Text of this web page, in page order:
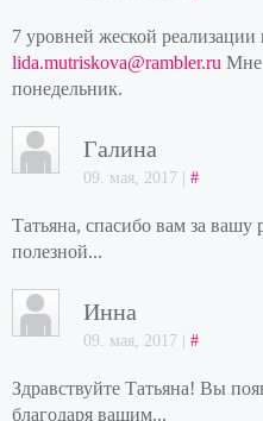
7 уровней жеской
lida.mutriskova@rambler.ru Мне
понедельник.
Галина
09. мая, 2017 | #
Татьяна, спасибо вам за вашу
полезной...
Инна
09. мая, 2017 | #
Здравствуйте Татьяна! Вы
благодаря вашим...